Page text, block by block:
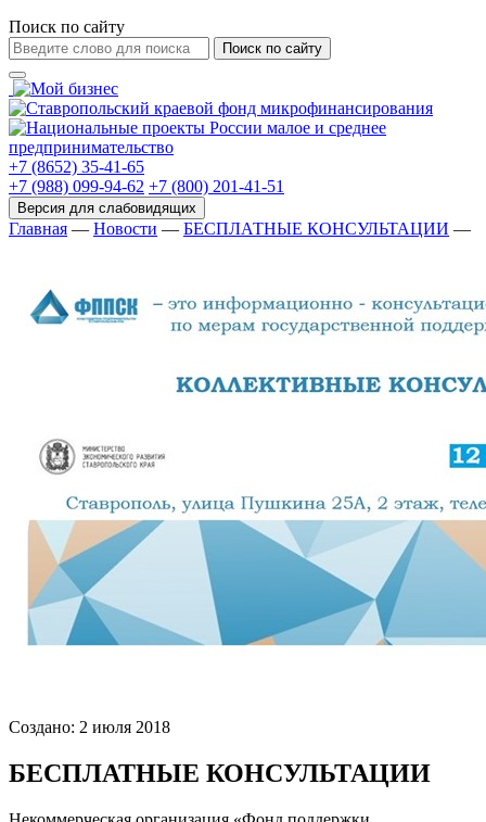
Поиск по сайту
Поиск по сайту
+7 (8652) 35-41-65
+7 (988) 099-94-62 +7 (800) 201-41-51
Главная — Новости — БЕСПЛАТНЫЕ КОНСУЛЬТАЦИИ —
Создано: 2 июля 2018
БЕСПЛАТНЫЕ КОНСУЛЬТАЦИИ